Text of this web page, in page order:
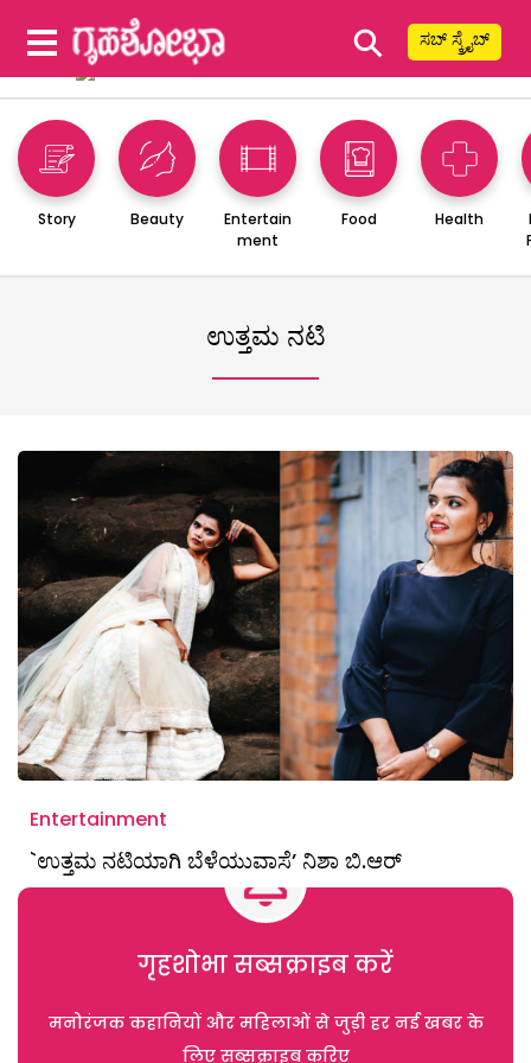
⚲ ಸಬ್ ಸ್ಕ್ರೈಬ್
Story Beauty
Entertain
ment
Food Health
ಉತ್ತಮ ನಟಿ
Entertainment
`ಉತ್ತಮ ನಟಿಯಾಗಿ ಬೆಳೆಯುವಾಸೆ’ ನಿಶಾ ಬಿ.ಆರ್‌
गृहशोभा सब्सक्राइब करें
मनोरंजक कहानियों और महिलाओं से जुड़ी हर नई खबर के
लिए सब्सक्राइब करिए